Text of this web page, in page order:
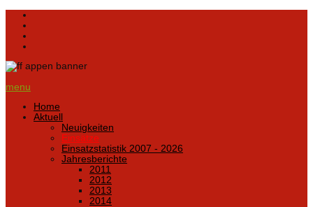
menu
Home
Aktuell
Neuigkeiten
Einsätze
Einsatzstatistik 2007 - 2026
Jahresberichte
2011
2012
2013
2014